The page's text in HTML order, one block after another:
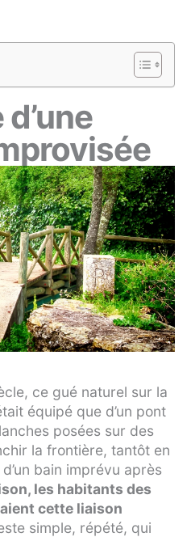
ce gué naturel sur la
équipé que d’un pont
posées sur des
la frontière, tantôt en
bain imprévu après
les habitants des
cette liaison
simple, répété, qui